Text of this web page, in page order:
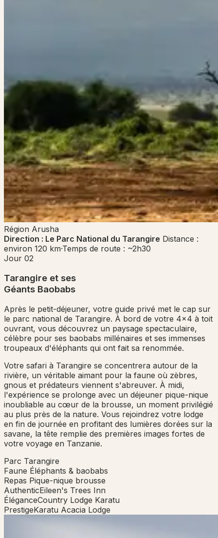
Région Arusha
Direction : Le Parc National du Tarangire Distance :
environ 120 km·Temps de route : ~2h30
Jour 02
Tarangire et ses
Géants Baobabs
Après le petit-déjeuner, votre guide privé met le cap sur
le parc national de Tarangire. À bord de votre 4x4 à toit
ouvrant, vous découvrez un paysage spectaculaire,
célèbre pour ses baobabs millénaires et ses immenses
troupeaux d'éléphants qui ont fait sa renommée.
Votre safari à Tarangire se concentrera autour de la
rivière, un véritable aimant pour la faune où zèbres,
gnous et prédateurs viennent s'abreuver. À midi,
l'expérience se prolonge avec un déjeuner pique-nique
inoubliable au cœur de la brousse, un moment privilégié
au plus près de la nature. Vous rejoindrez votre lodge
en fin de journée en profitant des lumières dorées sur la
savane, la tête remplie des premières images fortes de
votre voyage en Tanzanie.
Parc Tarangire
Faune Éléphants & baobabs
Repas Pique-nique brousse
AuthenticEileen's Trees Inn
ÉléganceCountry Lodge Karatu
PrestigeKaratu Acacia Lodge